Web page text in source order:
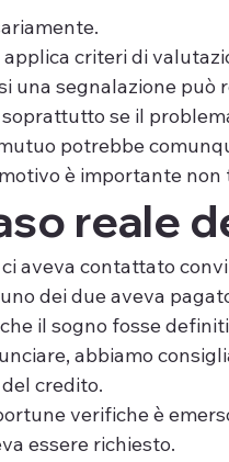
criteri di
una segnalazione
se il
potrebbe
è importante
reale
aveva contattato
dei due aveva
il sogno fosse
abbiamo
credito.
verifiche è
essere richiesto.